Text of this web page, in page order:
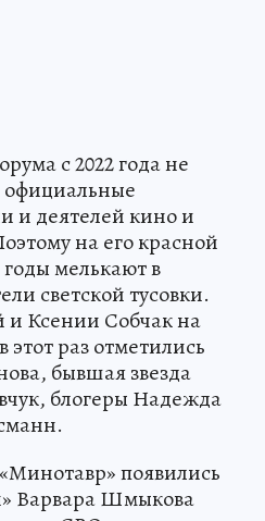
с 2022 года не
и деятелей кино и
на его красной
мелькают в
светской тусовки.
Ксении Собчак на
раз отметились
бывшая звезда
блогеры Надежда
появились
Варвара Шмыкова